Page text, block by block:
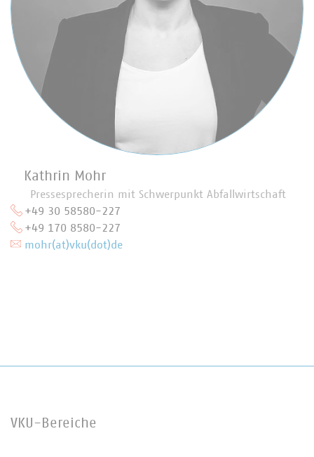
Kathrin Mohr
Pressesprecherin mit Schwerpunkt Abfallwirtschaft
+49 30 58580-227
+49 170 8580-227
mohr(at)vku(dot)de
VKU-Bereiche